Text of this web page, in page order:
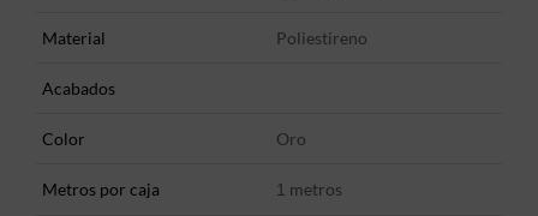
Material Poliestireno
Acabados
Color Oro
Metros por caja 1 metros